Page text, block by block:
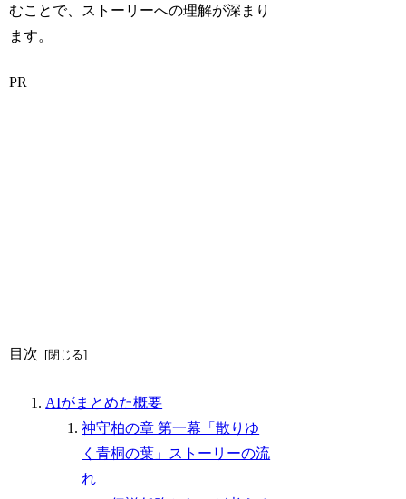
むことで、ストーリーへの理解が深まり
ます。
PR
目次
AIがまとめた概要
神守柏の章 第一幕「散りゆ
く青桐の葉」ストーリーの流
れ